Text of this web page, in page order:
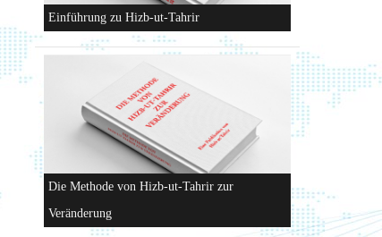
Hizb-ut-Tahrir